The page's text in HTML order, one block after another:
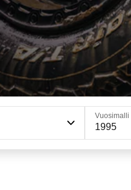
Vuosimalli
1995